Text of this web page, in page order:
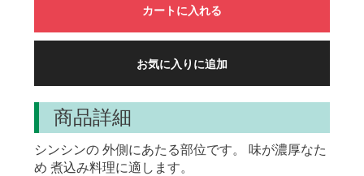
カートに入れる
お気に入りに追加
商品詳細
シンシンの 外側にあたる部位です。 味が濃厚なた
め 煮込み料理に適します。